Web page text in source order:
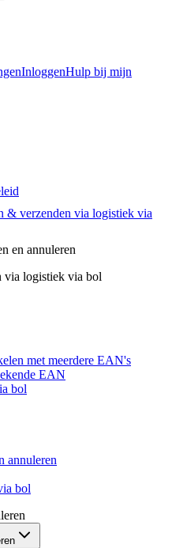
InloggenHulp bij mijn
& verzenden via logistiek via
en annuleren
via logistiek via bol
met meerdere EAN's
EAN
bol
annuleren
bol